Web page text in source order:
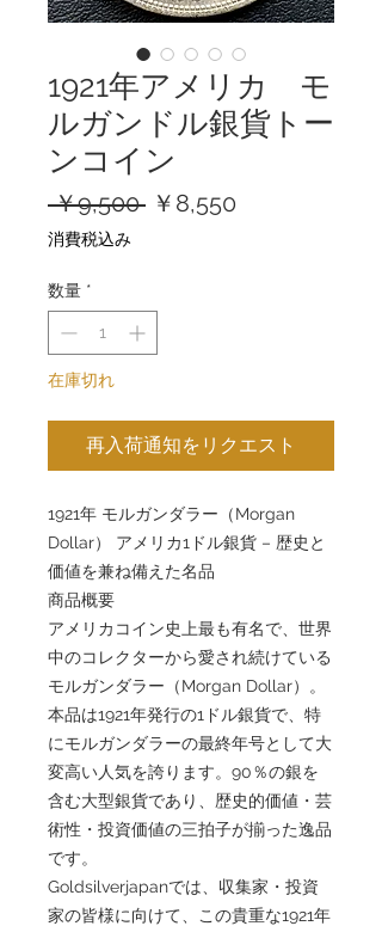
1921年アメリカ モ
ルガンドル銀貨トー
ンコイン
￥9,500 通￥8,550
消費税込み
数量 *
在庫切れ
再入荷通知をリクエスト
1921年 モルガンダラー（Morgan
Dollar） アメリカ1ドル銀貨 – 歴史と
価値を兼ね備えた名品
商品概要
アメリカコイン史上最も有名で、世界
中のコレクターから愛され続けている
モルガンダラー（Morgan Dollar）。
本品は1921年発行の1ドル銀貨で、特
にモルガンダラーの最終年号として大
変高い人気を誇ります。90％の銀を
含む大型銀貨であり、歴史的価値・芸
術性・投資価値の三拍子が揃った逸品
です。
Goldsilverjapanでは、収集家・投資
家の皆様に向けて、この貴重な1921年